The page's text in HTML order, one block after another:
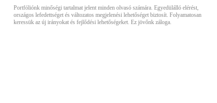
Portfóliónk minőségi tartalmat jelent minden olvasó számára. Egyedülálló elérést,
országos lefedettséget és változatos megjelenési lehetőséget biztosít. Folyamatosan
keressük az új irányokat és fejlődési lehetőségeket. Ez jövőnk záloga.